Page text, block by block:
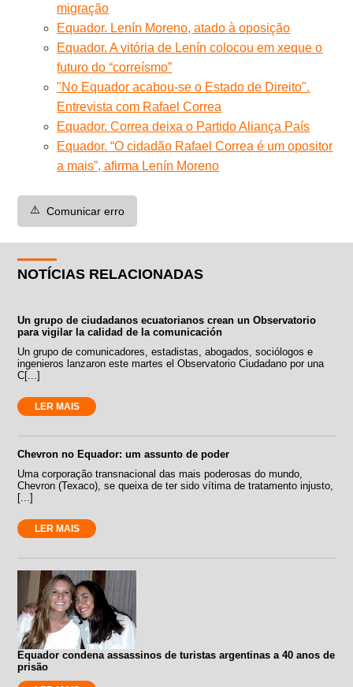
migração
Equador. Lenín Moreno, atado à oposição
Equador. A vitória de Lenín colocou em xeque o
futuro do “correísmo”
"No Equador acabou-se o Estado de Direito".
Entrevista com Rafael Correa
Equador. Correa deixa o Partido Aliança País
Equador. “O cidadão Rafael Correa é um opositor
a mais”, afirma Lenín Moreno
⚠️ Comunicar erro
NOTÍCIAS RELACIONADAS
Un grupo de ciudadanos ecuatorianos crean un Observatorio
para vigilar la calidad de la comunicación
Un grupo de comunicadores, estadistas, abogados, sociólogos e
ingenieros lanzaron este martes el Observatorio Ciudadano por una
C[...]
LER MAIS
Chevron no Equador: um assunto de poder
Uma corporação transnacional das mais poderosas do mundo,
Chevron (Texaco), se queixa de ter sido vítima de tratamento injusto,
[...]
LER MAIS
Equador condena assassinos de turistas argentinas a 40 anos de
prisão